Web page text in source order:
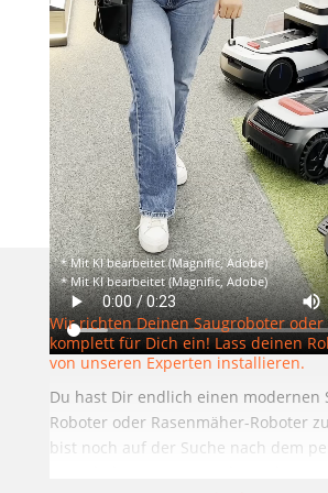
* Mit KI bear­bei­tet (Magni­fic, Adobe)
* Mit KI bear­bei­tet (Magni­fic, Adobe)
Wir rich­ten Dei­nen Saug­ro­bo­ter
kom­plett für Dich ein! Lass dei­nen
von unse­ren Exper­ten installieren.
Du hast Dir end­lich einen moder­nen
Robo­ter oder Rasen­mä­her-Robo­ter
bist noch auf der Suche nach dem